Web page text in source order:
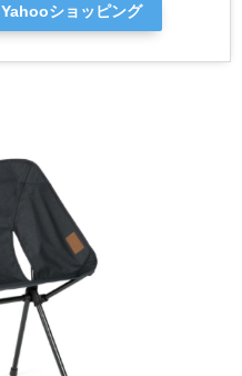
Yahooショッピング